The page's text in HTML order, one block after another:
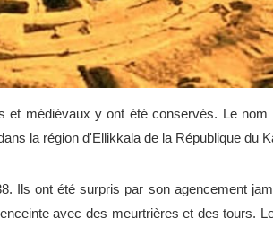
médiévaux y ont été conservés. Le nom
la région d'Ellikkala de la République du
Ils ont été surpris par son agencement
avec des meurtrières et des tours.